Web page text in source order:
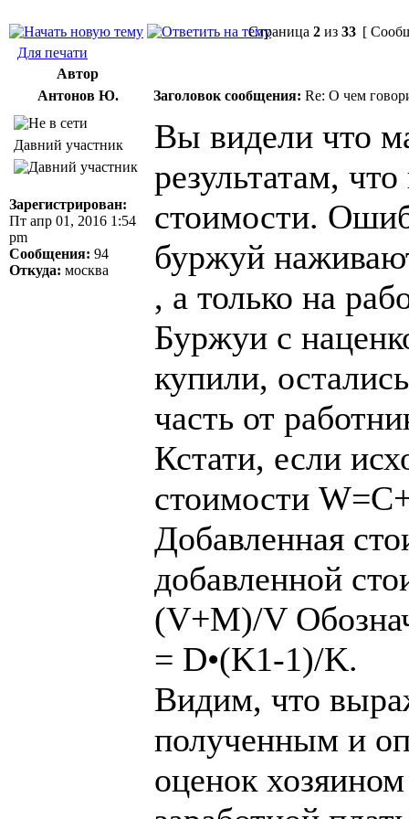
Страница 2 из 33 [
Для печати
Автор
Антонов Ю.
Заголовок сообщения: Re: О чем
Давний участник
Зарегистрирован:
Пт апр 01, 2016 1:54
pm
Сообщения: 94
Откуда: москва
Вы видели что
результатам,
стоимости.
буржуй
, а только на
Буржуи с
купили,
часть от
Кстати, если
стоимости
Добавленная
добавленной
(V+M)/V
= D•(K1-1)/K.
Видим, что
полученным и
оценок